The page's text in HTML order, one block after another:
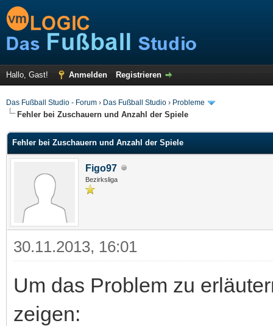
Hallo, Gast! Anmelden Registrieren
Das Fußball Studio - Forum › Das Fußball Studio › Probleme
Fehler bei Zuschauern und Anzahl der Spiele
Fehler bei Zuschauern und Anzahl der Spiele
Figo97
Bezirksliga
30.11.2013, 16:01
Um das Problem zu
zeigen: